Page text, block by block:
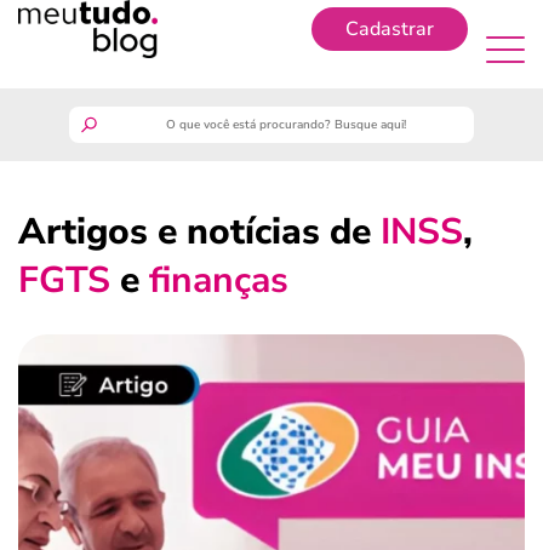
Cadastrar
guia do trabalhador
benefícios
crédito fácil
últimas notícias
Artigos e notícias de INSS,
FGTS efinanças